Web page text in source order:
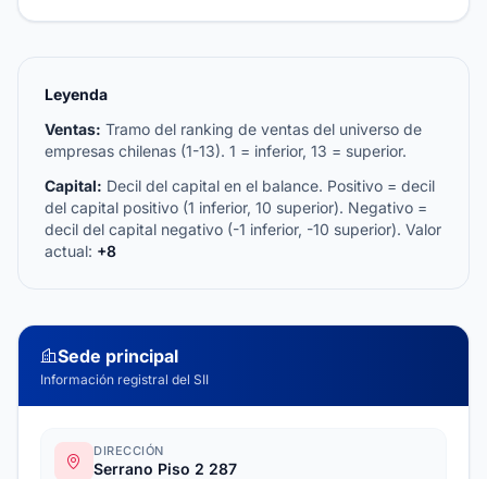
Leyenda
Ventas: Tramo del ranking de ventas del universo de
empresas chilenas (1-13). 1 = inferior, 13 = superior.
Capital: Decil del capital en el balance. Positivo = decil
del capital positivo (1 inferior, 10 superior). Negativo =
decil del capital negativo (-1 inferior, -10 superior). Valor
actual: +8
Sede principal
Información registral del SII
DIRECCIÓN
Serrano Piso 2 287